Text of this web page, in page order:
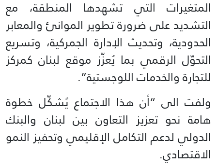
المتغيرات التي تشهدها المنطقة، مع
التشديد على ضرورة تطوير الموانئ والمعابر
الحدودية، وتحديث الإدارة الجمركية، وتسريع
التحوّل الرقمي بما يُعزّز موقع لبنان كمركز
للتجارة والخدمات اللوجستية”.
ولفت الى “أن هذا الاجتماع يُشكّل خطوة
هامة نحو تعزيز التعاون بين لبنان والبنك
الدولي لدعم التكامل الإقليمي وتحفيز النمو
الاقتصادي.